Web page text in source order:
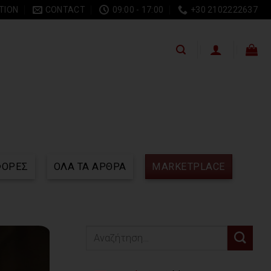
CONTACT 09:00 - 17:00 +30 2102222637
ΟΛΑ ΤΑ ΑΡΘΡΑ MARKETPLACE